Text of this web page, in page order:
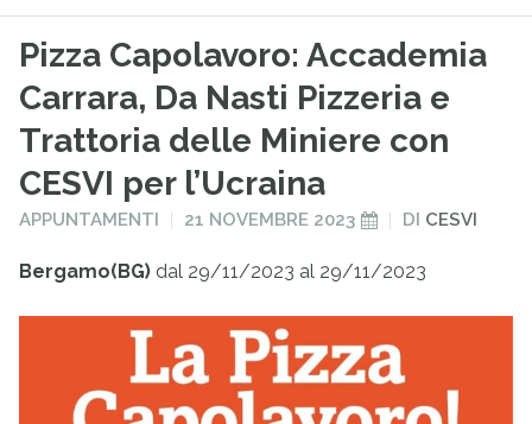
mail
Pizza Capolavoro: Accademia
Carrara, Da Nasti Pizzeria e
Trattoria delle Miniere con
CESVI per l’Ucraina
PUBBLICATO
APPUNTAMENTI
PUBBLICATO
21 NOVEMBRE 2023 DI CESVI
Bergamo(BG) dal 29/11/2023 al 29/11/2023